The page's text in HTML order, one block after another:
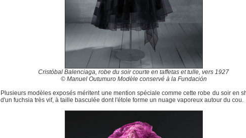
Cristóbal Balenciaga, robe du soir courte en taffetas et tulle, vers 1927
© Manuel Outumuro Modèle conservé à la Fundación
Plusieurs modèles exposés méritent une mention spéciale comme cette robe du soir en
d'un fuchsia très vif, à taille basculée dont l'étole forme un nuage vaporeux autour du cou.